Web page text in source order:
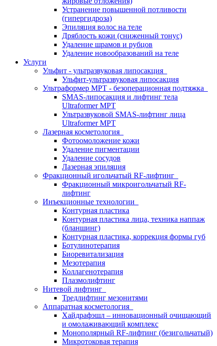
Устранение повышенной потливости
(гипергидроза)
Эпиляция волос на теле
Дряблость кожи (сниженный тонус)
Удаление шрамов и рубцов
Удаление новообразований на теле
Услуги
Ульфит - ультразвуковая липосакция
Ульфит-ультразвуковая липосакция
Ультраформер МРТ - безоперационная подтяжка
SMAS-липосакция и лифтинг тела
Ultraformer MPT
Ультразвуковой SMAS-лифтинг лица
Ultraformer МРТ
Лазерная косметология
Фотоомоложение кожи
Удаление пигментации
Удаление сосудов
Лазерная эпиляция
Фракционный игольчатый RF-лифтинг
Фракционный микроигольчатый RF-
лифтинг
Инъекционные технологии
Контурная пластика
Контурная пластика лица, техника наппаж
(бланшинг)
Контурная пластика, коррекция формы губ
Ботулинотерапия
Биоревитализация
Мезотерапия
Коллагенотерапия
Плазмолифтинг
Нитевой лифтинг
Тредлифтинг мезонитями
Аппаратная косметология
Хайдрафэшл – инновационный очищающий
и омолаживающий комплекс
Монополярный RF-лифтинг (безигольчатый)
Микротоковая терапия